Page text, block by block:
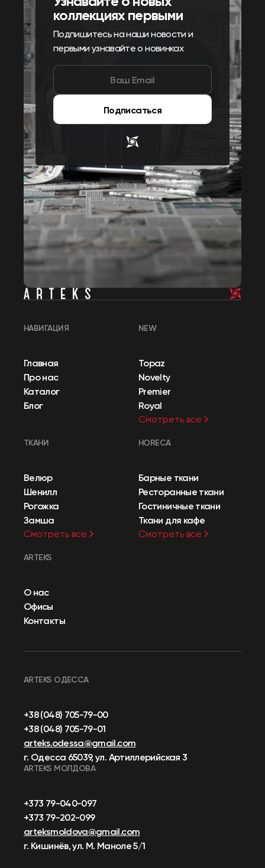
коллекциях первыми
Подпишитесь на наши новости и
первыми узнавайте о новинках
Подписаться
НАВИГАЦИЯ
Главная
Про нас
Каталог
Блог
NEW
Topaz
Novelty
Premier
Royal
Смотреть все
ТКАНИ
Велюр
Шенилл
Рогожка
Замша
Смотреть все
HORECA
Барные ткани
Ресторанные ткани
Гостиничные ткани
Ткани для кафе
Смотреть все
ARTEKS
О нас
Офисы
Контакты
ARTEKS ОДЕССА
+38 (048) 705-79-00
+38 (048) 705-79-01
arteks.odessa@gmail.com
г. Одесса 65039, ул. Артиллерийская 3
ARTEKS МОЛДОВА
+373 79-040-097
+373 79-202-099
arteksmoldova@gmail.com
г. Кишинёв, ул. М. Маноле 5/1